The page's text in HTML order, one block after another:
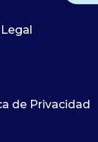
(CGE),
durante
de Privacidad